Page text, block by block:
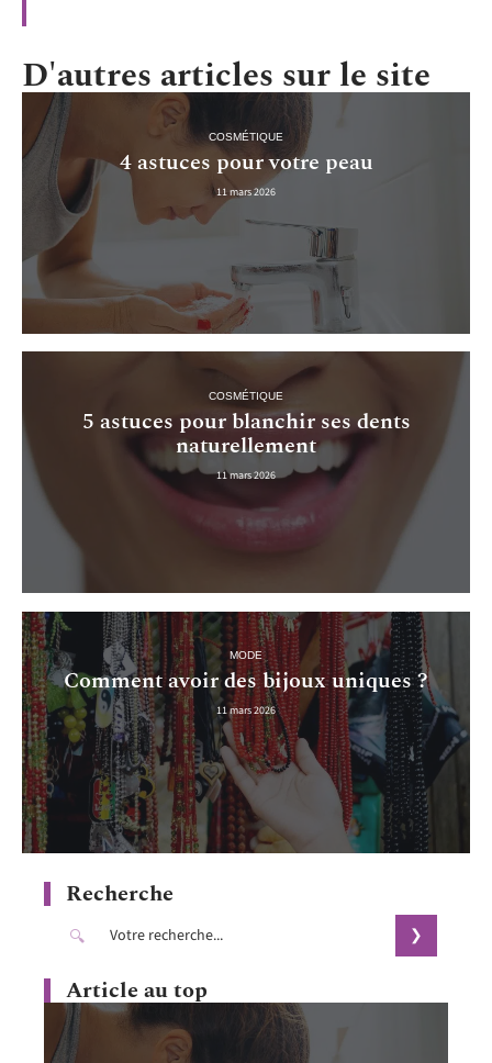
D'autres articles sur le site
COSMÉTIQUE
4 astuces pour votre peau
11 mars 2026
COSMÉTIQUE
5 astuces pour blanchir ses dents
naturellement
11 mars 2026
MODE
Comment avoir des bijoux uniques ?
11 mars 2026
Recherche
Article au top